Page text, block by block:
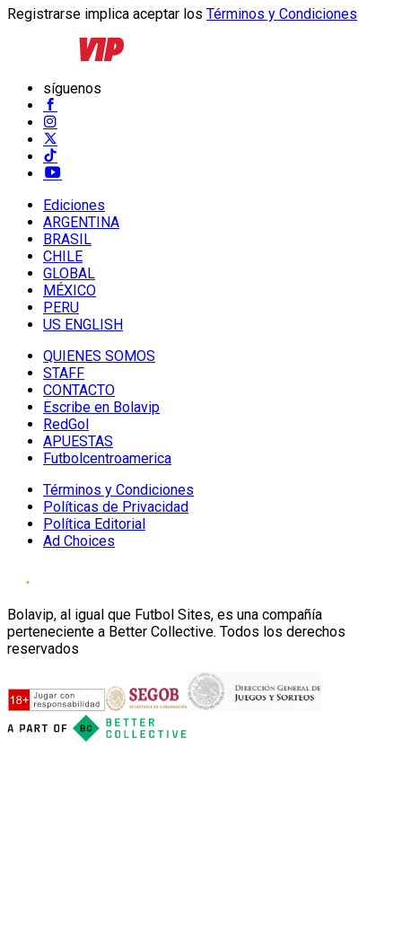
Registrarse implica aceptar los Términos y Condiciones
síguenos
Ediciones
ARGENTINA
BRASIL
CHILE
GLOBAL
MÉXICO
PERU
US ENGLISH
QUIENES SOMOS
STAFF
CONTACTO
Escribe en Bolavip
RedGol
APUESTAS
Futbolcentroamerica
Términos y Condiciones
Políticas de Privacidad
Política Editorial
Ad Choices
Bolavip, al igual que Futbol Sites, es una compañía
perteneciente a Better Collective. Todos los derechos
reservados